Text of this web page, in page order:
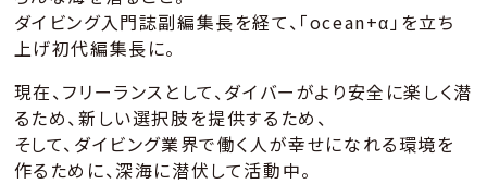
ダイビング入門誌副編集長を経て、「ocean+α」を立ち
上げ初代編集長に。
現在、フリーランスとして、ダイバーがより安全に楽しく潜
るため、新しい選択肢を提供するため、
そして、ダイビング業界で働く人が幸せになれる環境を
作るために、深海に潜伏して活動中。